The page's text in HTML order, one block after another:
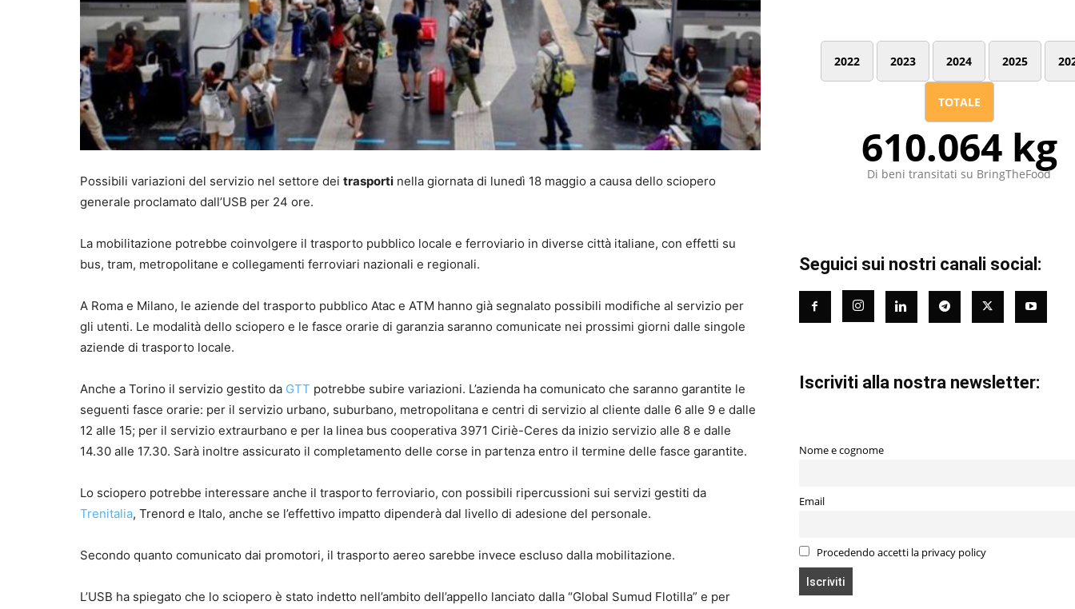
Possibili variazioni del servizio nel settore dei trasporti nella giornata di lunedì 18 maggio a causa dello sciopero
generale proclamato dall’USB per 24 ore.
La mobilitazione potrebbe coinvolgere il trasporto pubblico locale e ferroviario in diverse città italiane, con effetti su
bus, tram, metropolitane e collegamenti ferroviari nazionali e regionali.
A Roma e Milano, le aziende del trasporto pubblico Atac e ATM hanno già segnalato possibili modifiche al servizio per
gli utenti. Le modalità dello sciopero e le fasce orarie di garanzia saranno comunicate nei prossimi giorni dalle singole
aziende di trasporto locale.
Anche a Torino il servizio gestito da GTT potrebbe subire variazioni. L’azienda ha comunicato che saranno garantite le
seguenti fasce orarie: per il servizio urbano, suburbano, metropolitana e centri di servizio al cliente dalle 6 alle 9 e dalle
12 alle 15; per il servizio extraurbano e per la linea bus cooperativa 3971 Ciriè-Ceres da inizio servizio alle 8 e dalle
14.30 alle 17.30. Sarà inoltre assicurato il completamento delle corse in partenza entro il termine delle fasce garantite.
Lo sciopero potrebbe interessare anche il trasporto ferroviario, con possibili ripercussioni sui servizi gestiti da
Trenitalia, Trenord e Italo, anche se l’effettivo impatto dipenderà dal livello di adesione del personale.
Secondo quanto comunicato dai promotori, il trasporto aereo sarebbe invece escluso dalla mobilitazione.
L’USB ha spiegato che lo sciopero è stato indetto nell’ambito dell’appello lanciato dalla “Global Sumud Flotilla” e per
2022 2023 2024 2025
TOTALE
610.064 kg
Di beni transitati su BringTheFood
Seguici sui nostri canali social:
Iscriviti alla nostra newsletter:
Nome e cognome
Email
Procedendo accetti la privacy policy